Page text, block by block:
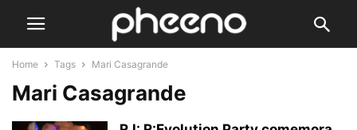
Home Tags Mari Casagrande
Mari Casagrande